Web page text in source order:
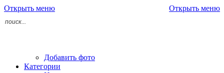
Открыть меню Открыть меню
Добавить фото
Категории